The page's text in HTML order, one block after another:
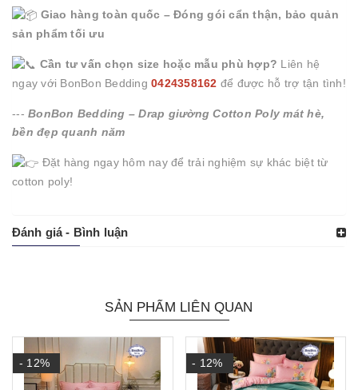
Giao hàng toàn quốc – Đóng gói cẩn thận, bảo quản
sản phẩm tối ưu
Cần tư vấn chọn size hoặc mẫu phù hợp? Liên hệ
ngay với BonBon Bedding 0424358162 để được hỗ trợ tận tình!
--- BonBon Bedding – Drap giường Cotton Poly mát hè,
bền đẹp quanh năm
Đặt hàng ngay hôm nay để trải nghiệm sự khác biệt từ
cotton poly!
Đánh giá - Bình luận
SẢN PHẨM LIÊN QUAN
- 12% - 12%